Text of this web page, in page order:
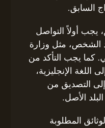
السابق.
يجب أولاً التواصل
الشخص، مثل وزارة
كما يجب التأكد من
اللغة الإنجليزية،
التصديق من
الأصل.
المطلوبة